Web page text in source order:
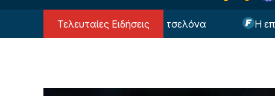
Τελευταίες Ειδήσεις
επιστρέφει στην Μπαρτσελόνα Η επική